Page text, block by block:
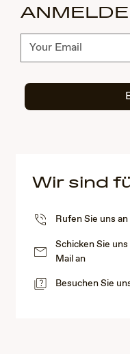
Abonnieren
Wir sind
Rufen Sie uns
Schicken Sie
Mail an
Besuchen Sie